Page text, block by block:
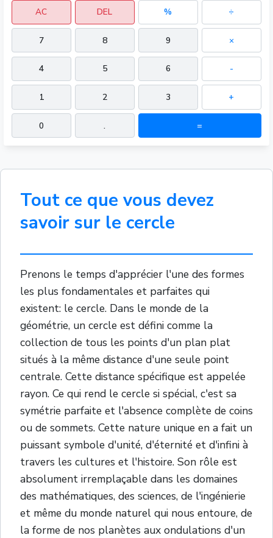
AC DEL % ÷
7 8 9 ×
4 5 6 -
1 2 3 +
0 . =
Tout ce que vous devez
savoir sur le cercle
Prenons le temps d'apprécier l'une des formes
les plus fondamentales et parfaites qui
existent: le cercle. Dans le monde de la
géométrie, un cercle est défini comme la
collection de tous les points d'un plan plat
situés à la même distance d'une seule point
centrale. Cette distance spécifique est appelée
rayon. Ce qui rend le cercle si spécial, c'est sa
symétrie parfaite et l'absence complète de coins
ou de sommets. Cette nature unique en a fait un
puissant symbole d'unité, d'éternité et d'infini à
travers les cultures et l'histoire. Son rôle est
absolument irremplaçable dans les domaines
des mathématiques, des sciences, de l'ingénierie
et même du monde naturel qui nous entoure, de
la forme de nos planètes aux ondulations d'un